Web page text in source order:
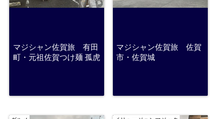
マジシャン佐賀旅 有田
町・元祖佐賀つけ麺 孤虎
マジシャン佐賀旅 佐賀
市・佐賀城